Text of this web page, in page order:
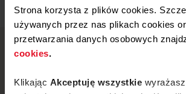
Strona korzysta z plików cookies.
używanych przez nas plikach cookies
przetwarzania danych osobowych
cookies.
Klikając Akceptuję wszystkie